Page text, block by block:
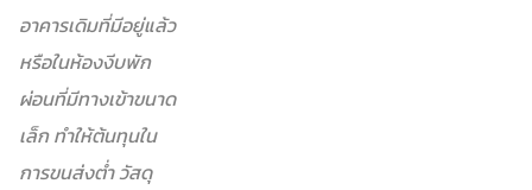
อาคารเดิมที่มีอยู่แล้ว
หรือในห้องงีบพัก
ผ่อนที่มีทางเข้าขนาด
เล็ก ทำให้ต้นทุนใน
การขนส่งต่ำ วัสดุ